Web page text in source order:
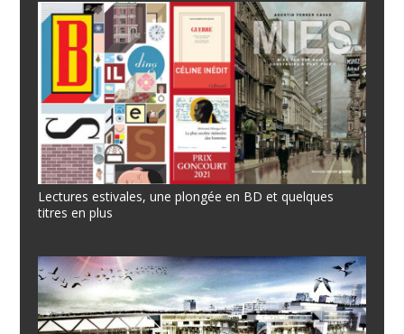
Lectures estivales, une plongée en BD et quelques
titres en plus